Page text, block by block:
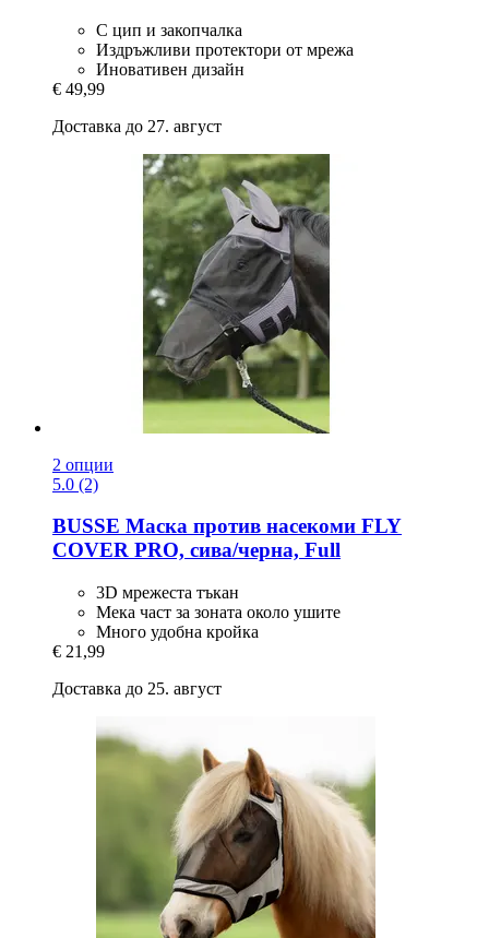
С цип и закопчалка
Издръжливи протектори от мрежа
Иновативен дизайн
€ 49,99
Доставка до 27. август
2 опции
5.0 (2)
BUSSE Маска против насекоми FLY
COVER PRO, сива/черна, Full
3D мрежеста тъкан
Мека част за зоната около ушите
Много удобна кройка
€ 21,99
Доставка до 25. август